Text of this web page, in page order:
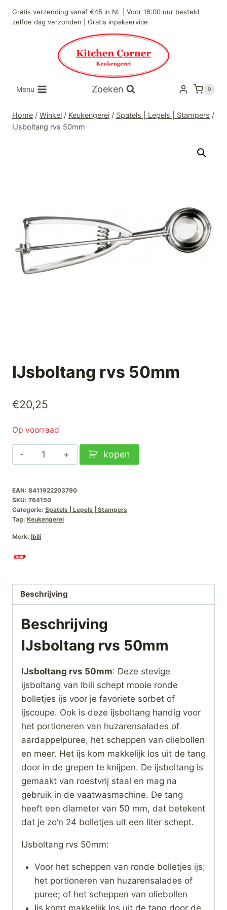
naar
Gratis verzending vanaf €45 in NL | Voor 16:00 uur besteld
zelfde dag verzonden | Gratis inpakservice
Menu Zoeken 0
Home / Winkel / Keukengerei / Spatels | Lepels | Stampers /
IJsboltang rvs 50mm
IJsboltang rvs 50mm
€20,25
Op voorraad
IJsboltang
rvs
aantal
kopen
EAN: 8411922203790
SKU: 764150
Categorie: Spatels | Lepels | Stampers
Tag: Keukengerei
Merk: Ibili
Beschrijving
Beschrijving
IJsboltang rvs 50mm
IJsboltang rvs 50mm: Deze stevige
ijsboltang van Ibili schept mooie ronde
bolletjes ijs voor je favoriete sorbet of
ijscoupe. Ook is deze ijsboltang handig voor
het portioneren van huzarensalades of
aardappelpuree, het scheppen van oliebollen
en meer. Het ijs kom makkelijk los uit de tang
door in de grepen te knijpen. De ijsboltang is
gemaakt van roestvrij staal en mag na
gebruik in de vaatwasmachine. De tang
heeft een diameter van 50 mm, dat betekent
dat je zo’n 24 bolletjes uit een liter schept.
IJsboltang rvs 50mm:
Voor het scheppen van ronde bolletjes ijs;
het portioneren van huzarensalades of
puree; of het scheppen van oliebollen
Ijs komt makkelijk los uit de tang door de